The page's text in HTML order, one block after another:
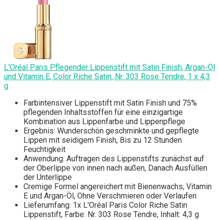
L'Oréal Paris Pflegender Lippenstift mit Satin Finish, Argan-Öl
und Vitamin E, Color Riche Satin, Nr. 303 Rose Tendre, 1 x 4,3
g
Farbintensiver Lippenstift mit Satin Finish und 75%
pflegenden Inhaltsstoffen für eine einzigartige
Kombination aus Lippenfarbe und Lippenpflege
Ergebnis: Wunderschön geschminkte und gepflegte
Lippen mit seidigem Finish, Bis zu 12 Stunden
Feuchtigkeit
Anwendung: Auftragen des Lippenstifts zunächst auf
der Oberlippe von innen nach außen, Danach Ausfüllen
der Unterlippe
Cremige Formel angereichert mit Bienenwachs, Vitamin
E und Argan-Öl, Ohne Verschmieren oder Verlaufen
Lieferumfang: 1x L'Oréal Paris Color Riche Satin
Lippenstift, Farbe: Nr. 303 Rose Tendre, Inhalt: 4,3 g